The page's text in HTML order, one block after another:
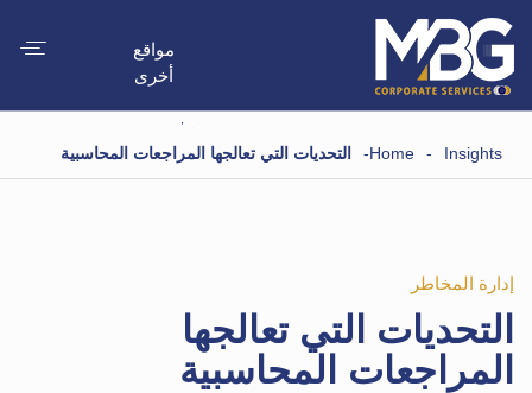
مواقع
أخرى
Home - Insights
- التحديات التي تعالجها المراجعات المحاسبية
إدارة المخاطر
التحديات التي تعالجها
المراجعات المحاسبية